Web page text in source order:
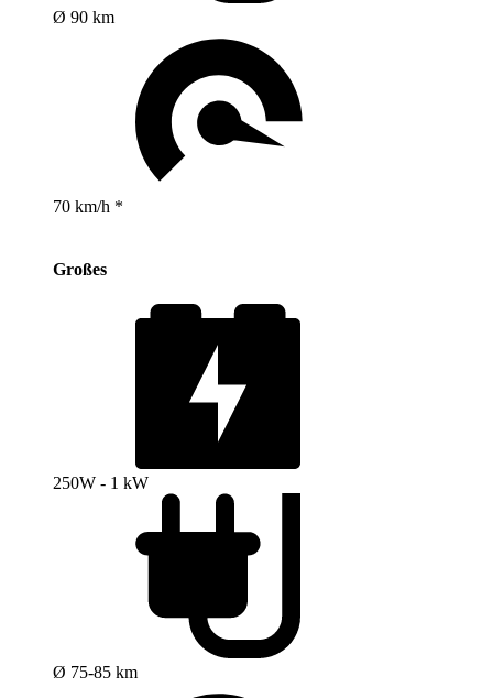
Ø 90 km
70 km/h *
Großes
250W - 1 kW
Ø 75-85 km